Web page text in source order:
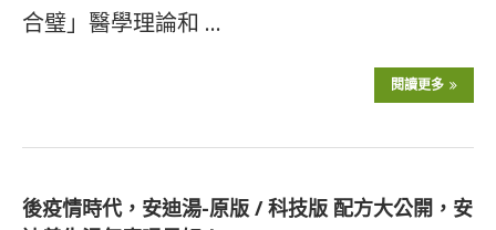
合璧」醫學理論和 …
閱讀更多
後疫情時代，安迪湯-原版 / 科技版 配方大公開，安